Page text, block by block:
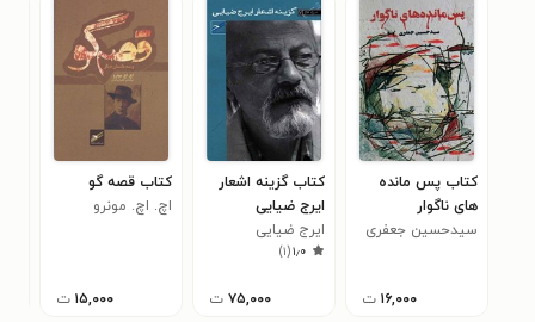
کتاب پس مانده
های ناگوار
سیدحسین جعفری
۱۶,۰۰۰ ت
کتاب گزینه اشعار
ایرج ضیایی
ایرج ضیایی
۱٫۰(۱)
۷۵,۰۰۰ ت
کتاب قصه گو
اچ. اچ. مونرو
۱۵,۰۰۰ ت